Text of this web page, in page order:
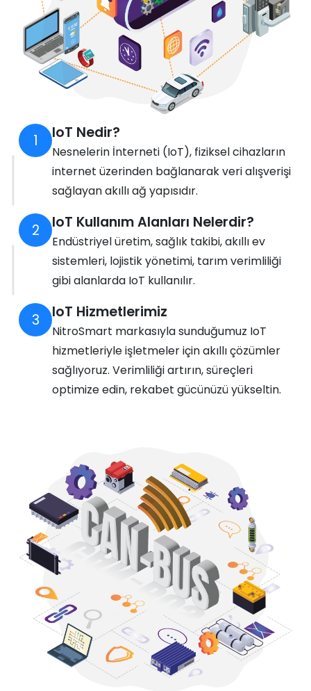
1 IoT Nedir?
Nesnelerin İnterneti (IoT), fiziksel cihazların
internet üzerinden bağlanarak veri alışverişi
sağlayan akıllı ağ yapısıdır.
2 IoT Kullanım Alanları Nelerdir?
Endüstriyel üretim, sağlık takibi, akıllı ev
sistemleri, lojistik yönetimi, tarım verimliliği
gibi alanlarda IoT kullanılır.
3 IoT Hizmetlerimiz
NitroSmart markasıyla sunduğumuz IoT
hizmetleriyle işletmeler için akıllı çözümler
sağlıyoruz. Verimliliği artırın, süreçleri
optimize edin, rekabet gücünüzü yükseltin.